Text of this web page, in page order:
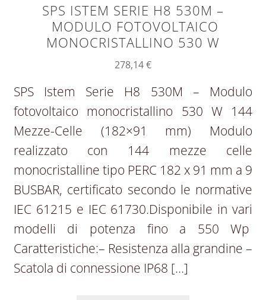
SPS ISTEM SERIE H8 530M –
MODULO FOTOVOLTAICO
MONOCRISTALLINO 530 W
278,14€
SPS Istem Serie H8 530M – Modulo
fotovoltaico monocristallino 530 W 144
Mezze-Celle (182×91 mm) Modulo
realizzato con 144 mezze celle
monocristalline tipo PERC 182 x 91 mm a 9
BUSBAR, certificato secondo le normative
IEC 61215 e IEC 61730.Disponibile in vari
modelli di potenza fino a 550 Wp
Caratteristiche:– Resistenza alla grandine –
Scatola di connessione IP68 […]